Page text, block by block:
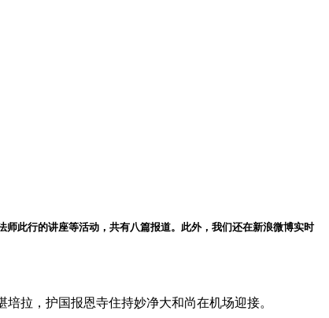
此行的讲座等活动，共有八篇报道。此外，我们还在新浪微博实时
拉，护国报恩寺住持妙净大和尚在机场迎接。